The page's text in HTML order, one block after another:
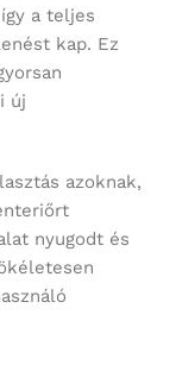
a teljes
kap. Ez
új
azoknak,
nyugodt és